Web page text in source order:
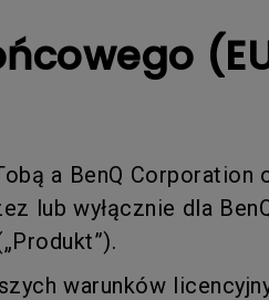
a BenQ Corporation
lub wyłącznie dla
warunków